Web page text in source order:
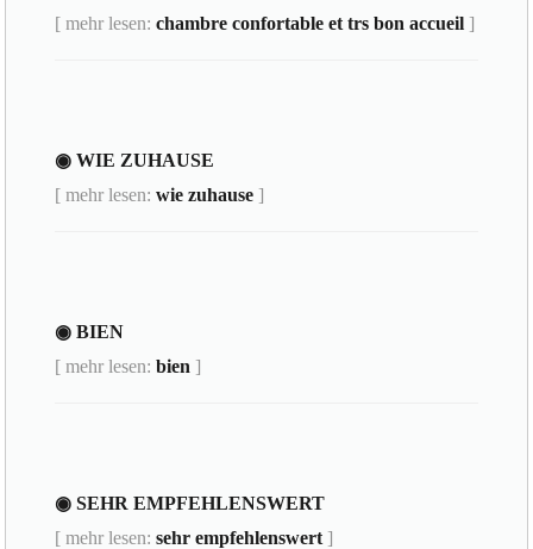
[ mehr lesen:chambre confortable et trs bon accueil ]
◉ WIE ZUHAUSE
[ mehr lesen:wie zuhause ]
◉ BIEN
[ mehr lesen:bien ]
◉ SEHR EMPFEHLENSWERT
[ mehr lesen:sehr empfehlenswert ]